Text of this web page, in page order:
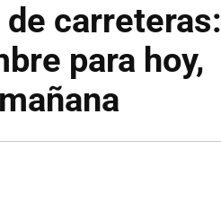
carreteras:
para hoy,